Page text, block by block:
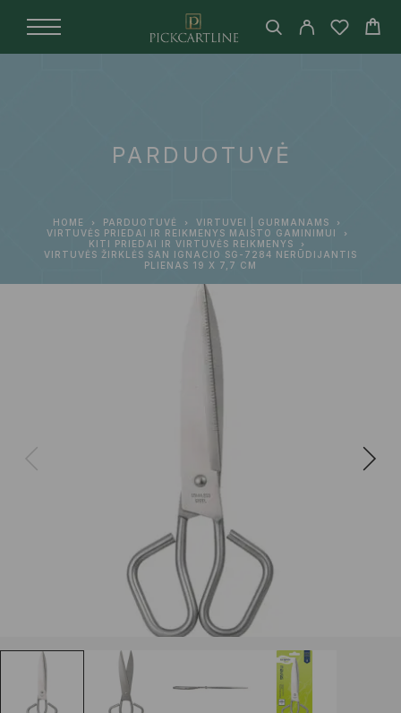
PARDUOTUVĖ
HOME PARDUOTUVĖ
VIRTUVEI | GURMANAMS
VIRTUVĖS PRIEDAI IR REIKMENYS MAISTO GAMINIMUI
KITI PRIEDAI IR VIRTUVĖS REIKMENYS
VIRTUVĖS ŽIRKLĖS SAN IGNACIO SG-7284 NERŪDIJANTIS
PLIENAS 19 X 7,7 CM